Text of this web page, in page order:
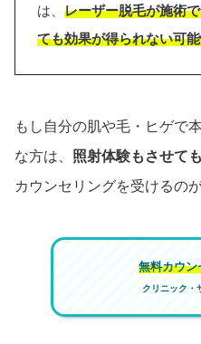
は、 レーザー脱毛が施術
ても効果が得られない可
もし自分の肌や毛・ヒゲで
な方は、 照射体験もさせて
カウンセリングを受けるの
無料カウ
クリニック・